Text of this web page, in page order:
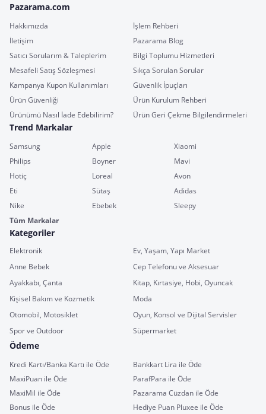
Pazarama.com
Hakkımızda
İşlem Rehberi
İletişim
Pazarama Blog
Satıcı Sorularım & Taleplerim
Bilgi Toplumu Hizmetleri
Mesafeli Satış Sözleşmesi
Sıkça Sorulan Sorular
Kampanya Kupon Kullanımları
Güvenlik İpuçları
Ürün Güvenliği
Ürün Kurulum Rehberi
Ürünümü Nasıl İade Edebilirim?
Ürün Geri Çekme Bilgilendirmeleri
Trend Markalar
Samsung Apple
Xiaomi
Philips
Boyner
Mavi
Hotiç
Loreal
Avon
Eti
Sütaş
Adidas
Nike
Ebebek
Sleepy
Tüm Markalar
Kategoriler
Elektronik
Ev, Yaşam, Yapı Market
Anne Bebek
Cep Telefonu ve Aksesuar
Ayakkabı, Çanta
Kitap, Kırtasiye, Hobi, Oyuncak
Kişisel Bakım ve Kozmetik
Moda
Otomobil, Motosiklet
Oyun, Konsol ve Dijital Servisler
Spor ve Outdoor
Süpermarket
Ödeme
Kredi Kartı/Banka Kartı ile Öde
Bankkart Lira ile Öde
MaxiPuan ile Öde
ParafPara ile Öde
MaxiMil ile Öde
Pazarama Cüzdan ile Öde
Bonus ile Öde
Hediye Puan Pluxee ile Öde